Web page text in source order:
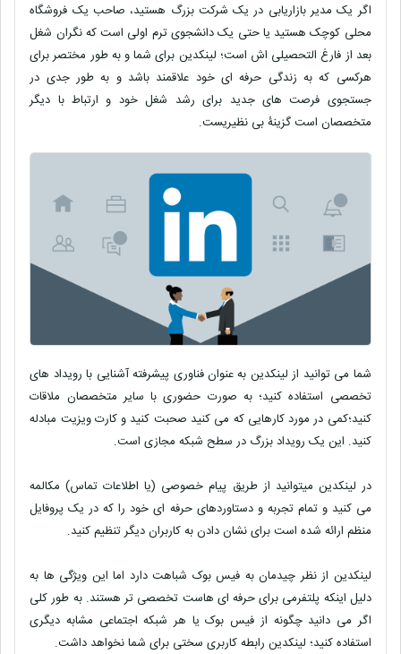
اگر یک مدیر بازاریابی در یک شرکت بزرگ هستید، صاحب یک فروشگاه
محلی کوچک هستید یا حتی یک دانشجوی ترم اولی است که نگران شغل
بعد از فارغ التحصیلی اش است؛ لینکدین برای شما و به طور مختصر برای
هرکسی که به زندگی حرفه ای خود علاقمند باشد و به طور جدی در
جستجوی فرصت های جدید برای رشد شغل خود و ارتباط با دیگر
متخصصان است گزینۀ بی نظیریست.
شما می توانید از لینکدین به عنوان فناوری پیشرفته آشنایی با رویداد های
تخصصی استفاده کنید؛ به صورت حضوری با سایر متخصصان ملاقات
کنید؛کمی در مورد کارهایی که می کنید صحبت کنید و کارت ویزیت مبادله
کنید. این یک رویداد بزرگ در سطح شبکه مجازی است.
در لینکدین میتوانید از طریق پیام خصوصی (یا اطلاعات تماس) مکالمه
می کنید و تمام تجربه و دستاوردهای حرفه ای خود را که در یک پروفایل
منظم ارائه شده است برای نشان دادن به کاربران دیگر تنظیم کنید.
لینکدین از نظر چیدمان به فیس بوک شباهت دارد اما این ویژگی ها به
دلیل اینکه پلتفرمی برای حرفه ای هاست تخصصی تر هستند. به طور کلی
اگر می دانید چگونه از فیس بوک یا هر شبکه اجتماعی مشابه دیگری
استفاده کنید؛ لینکدین رابطه کاربری سختی برای شما نخواهد داشت.